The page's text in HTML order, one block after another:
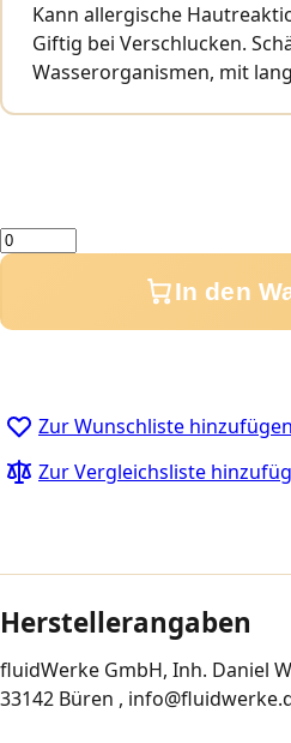
Kann allergische
Giftig bei Verschlucken.
Wasserorganismen, mit
Menge
In den
Zur Wunschliste hinzufügen
Zur Vergleichsliste
Herstellerangaben
fluidWerke GmbH, Inh. Daniel
33142 Büren ,